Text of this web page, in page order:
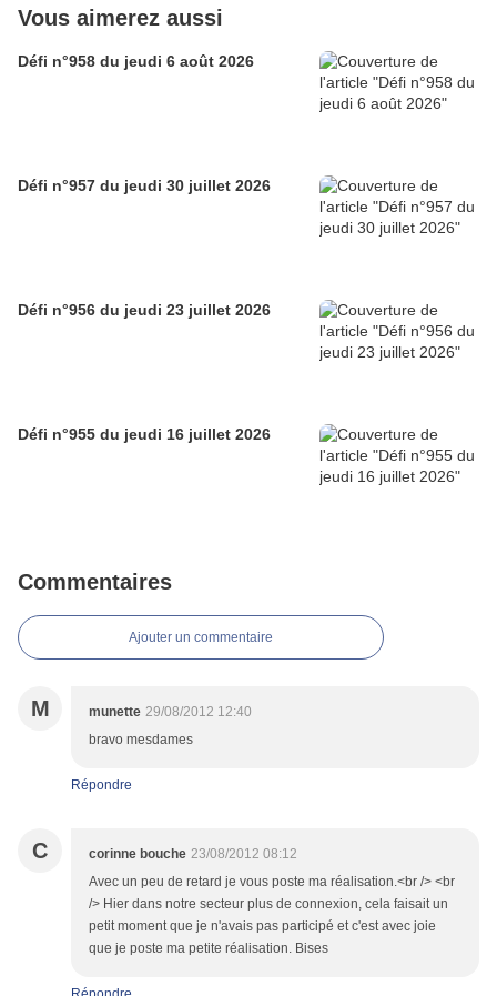
Vous aimerez aussi
Défi n°958 du jeudi 6 août 2026
Défi n°957 du jeudi 30 juillet 2026
Défi n°956 du jeudi 23 juillet 2026
Défi n°955 du jeudi 16 juillet 2026
Commentaires
Ajouter un commentaire
M munette 29/08/2012 12:40
bravo mesdames
Répondre
C corinne bouche 23/08/2012 08:12
Avec un peu de retard je vous poste ma réalisation.<br /> <br
/> Hier dans notre secteur plus de connexion, cela faisait un
petit moment que je n'avais pas participé et c'est avec joie
que je poste ma petite réalisation. Bises